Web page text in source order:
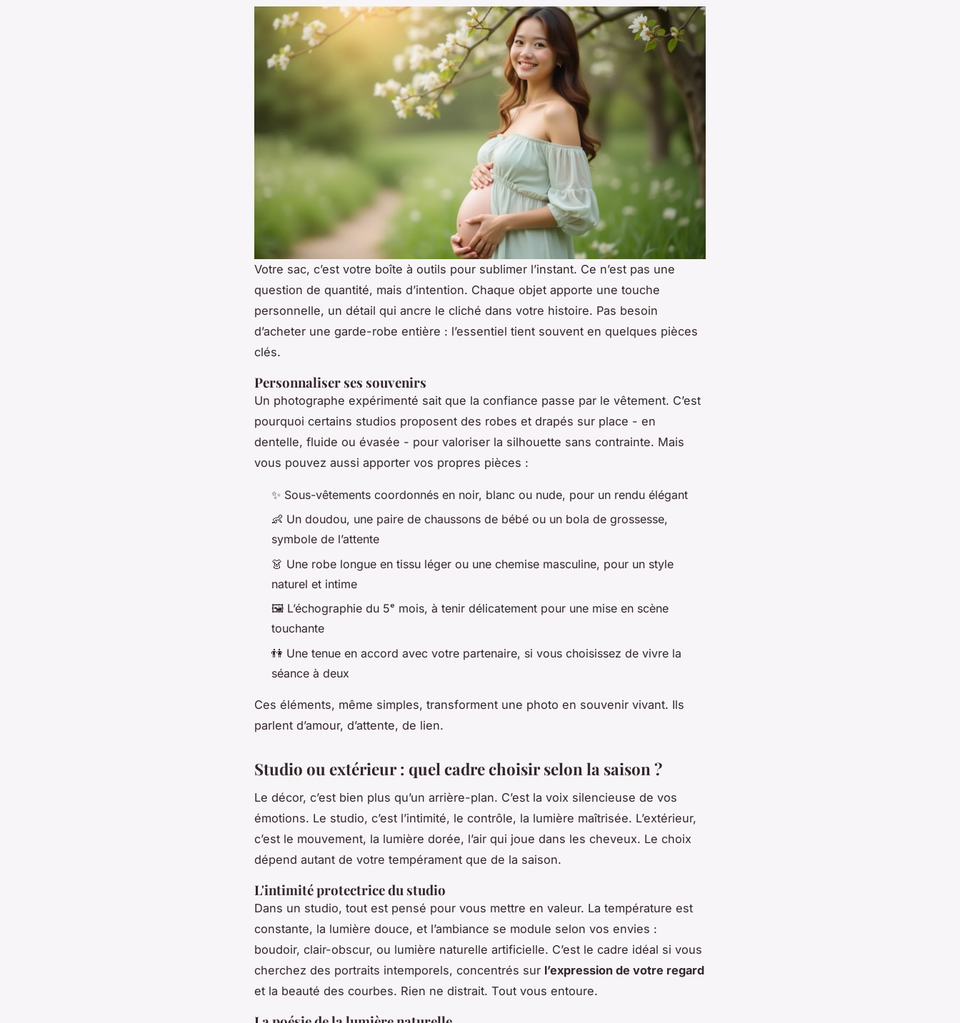
Votre sac, c’est votre boîte à outils pour sublimer l’instant. Ce n’est pas une
question de quantité, mais d’intention. Chaque objet apporte une touche
personnelle, un détail qui ancre le cliché dans votre histoire. Pas besoin
d’acheter une garde-robe entière : l’essentiel tient souvent en quelques pièces
clés.
Personnaliser ses souvenirs
Un photographe expérimenté sait que la confiance passe par le vêtement. C’est
pourquoi certains studios proposent des robes et drapés sur place - en
dentelle, fluide ou évasée - pour valoriser la silhouette sans contrainte. Mais
vous pouvez aussi apporter vos propres pièces :
✨ Sous-vêtements coordonnés en noir, blanc ou nude, pour un rendu élégant
👶 Un doudou, une paire de chaussons de bébé ou un bola de grossesse,
symbole de l’attente
👗 Une robe longue en tissu léger ou une chemise masculine, pour un style
naturel et intime
🖼️ L’échographie du 5ᵉ mois, à tenir délicatement pour une mise en scène
touchante
👫 Une tenue en accord avec votre partenaire, si vous choisissez de vivre la
séance à deux
Ces éléments, même simples, transforment une photo en souvenir vivant. Ils
parlent d’amour, d’attente, de lien.
Studio ou extérieur : quel cadre choisir selon la saison ?
Le décor, c’est bien plus qu’un arrière-plan. C’est la voix silencieuse de vos
émotions. Le studio, c’est l’intimité, le contrôle, la lumière maîtrisée. L’extérieur,
c’est le mouvement, la lumière dorée, l’air qui joue dans les cheveux. Le choix
dépend autant de votre tempérament que de la saison.
L'intimité protectrice du studio
Dans un studio, tout est pensé pour vous mettre en valeur. La température est
constante, la lumière douce, et l’ambiance se module selon vos envies :
boudoir, clair-obscur, ou lumière naturelle artificielle. C’est le cadre idéal si vous
cherchez des portraits intemporels, concentrés sur l’expression de votre regard
et la beauté des courbes. Rien ne distrait. Tout vous entoure.